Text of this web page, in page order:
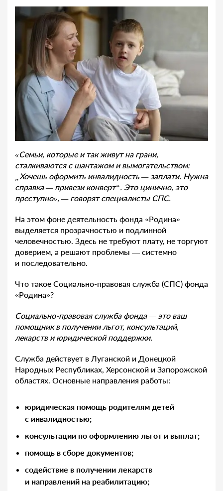
«Семьи, которые и так живут на грани,
сталкиваются с шантажом и вымогательством:
„Хочешь оформить инвалидность — заплати. Нужна
справка — привези конверт“. Это цинично, это
преступно», — говорят специалисты СПС.
На этом фоне деятельность фонда «Родина»
выделяется прозрачностью и подлинной
человечностью. Здесь не требуют плату, не торгуют
доверием, а решают проблемы — системно
и последовательно.
Что такое Социально-правовая служба (СПС) фонда
«Родина»?
Социально-правовая служба фонда — это ваш
помощник в получении льгот, консультаций,
лекарств и юридической поддержки.
Служба действует в Луганской и Донецкой
Народных Республиках, Херсонской и Запорожской
областях. Основные направления работы:
юридическая помощь родителям детей
с инвалидностью;
консультации по оформлению льгот и выплат;
помощь в сборе документов;
содействие в получении лекарств
и направлений на реабилитацию;